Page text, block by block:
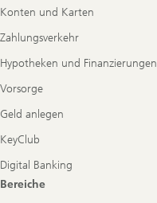
Konten und Karten
Zahlungsverkehr
Hypotheken und Finanzierungen
Vorsorge
Geld anlegen
KeyClub
Digital Banking
Bereiche